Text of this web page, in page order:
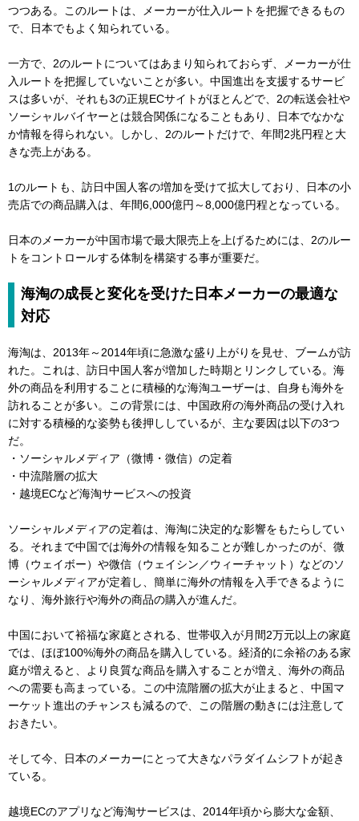
つつある。このルートは、メーカーが仕入ルートを把握できるもの
で、日本でもよく知られている。
一方で、2のルートについてはあまり知られておらず、メーカーが仕
入ルートを把握していないことが多い。中国進出を支援するサービ
スは多いが、それも3の正規ECサイトがほとんどで、2の転送会社や
ソーシャルバイヤーとは競合関係になることもあり、日本でなかな
か情報を得られない。しかし、2のルートだけで、年間2兆円程と大
きな売上がある。
1のルートも、訪日中国人客の増加を受けて拡大しており、日本の小
売店での商品購入は、年間6,000億円～8,000億円程となっている。
日本のメーカーが中国市場で最大限売上を上げるためには、2のルー
トをコントロールする体制を構築する事が重要だ。
海淘の成長と変化を受けた日本メーカーの最適な
対応
海淘は、2013年～2014年頃に急激な盛り上がりを見せ、ブームが訪
れた。これは、訪日中国人客が増加した時期とリンクしている。海
外の商品を利用することに積極的な海淘ユーザーは、自身も海外を
訪れることが多い。この背景には、中国政府の海外商品の受け入れ
に対する積極的な姿勢も後押ししているが、主な要因は以下の3つ
だ。
・ソーシャルメディア（微博・微信）の定着
・中流階層の拡大
・越境ECなど海淘サービスへの投資
ソーシャルメディアの定着は、海淘に決定的な影響をもたらしてい
る。それまで中国では海外の情報を知ることが難しかったのが、微
博（ウェイボー）や微信（ウェイシン／ウィーチャット）などのソ
ーシャルメディアが定着し、簡単に海外の情報を入手できるように
なり、海外旅行や海外の商品の購入が進んだ。
中国において裕福な家庭とされる、世帯収入が月間2万元以上の家庭
では、ほぼ100%海外の商品を購入している。経済的に余裕のある家
庭が増えると、より良質な商品を購入することが増え、海外の商品
への需要も高まっている。この中流階層の拡大が止まると、中国マ
ーケット進出のチャンスも減るので、この階層の動きには注意して
おきたい。
そして今、日本のメーカーにとって大きなパラダイムシフトが起き
ている。
越境ECのアプリなど海淘サービスは、2014年頃から膨大な金額、